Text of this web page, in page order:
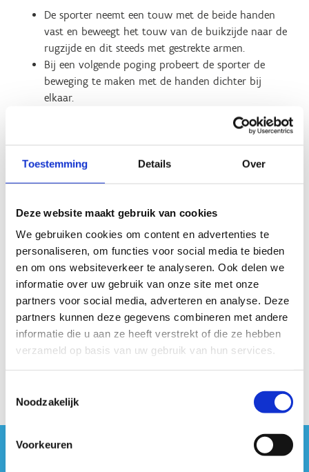
Toestemming Details Over
Deze website maakt gebruik van cookies
We gebruiken cookies om content en advertenties te
personaliseren, om functies voor social media te bieden
en om ons websiteverkeer te analyseren. Ook delen we
informatie over uw gebruik van onze site met onze
partners voor social media, adverteren en analyse. Deze
partners kunnen deze gegevens combineren met andere
informatie die u aan ze heeft verstrekt of die ze hebben
verzameld op basis van uw gebruik van hun services.
Noodzakelijk
Voorkeuren
De sporter neemt een touw met de beide handen
vast en beweegt het touw van de buikzijde naar de
rugzijde en dit steeds met gestrekte armen.
Bij een volgende poging probeert de sporter de
beweging te maken met de handen dichter bij
elkaar.
De sporter herhaalt dit tot hij de beweging niet
meer op een correcte manier kan uitvoeren.
Scorebepaling
De schouderlenigheid wordt gescoord in centimeter
De testleider meet na elke poging de afstand tussen
de handen.
Noteer de kortste afstand van de pogingen.
Materiaal
Flexibel meetlint met 2 handvaten.
Instructievideo